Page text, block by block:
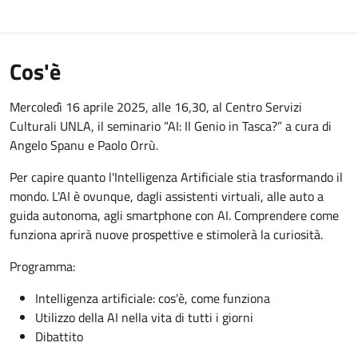
Cos'è
Mercoledì 16 aprile 2025, alle 16,30, al Centro Servizi
Culturali UNLA, il seminario “AI: Il Genio in Tasca?” a cura di
Angelo Spanu e Paolo Orrù.
Per capire quanto l'Intelligenza Artificiale stia trasformando il
mondo. L'AI è ovunque, dagli assistenti virtuali, alle auto a
guida autonoma, agli smartphone con AI. Comprendere come
funziona aprirà nuove prospettive e stimolerà la curiosità.
Programma:
Intelligenza artificiale: cos'è, come funziona
Utilizzo della AI nella vita di tutti i giorni
Dibattito